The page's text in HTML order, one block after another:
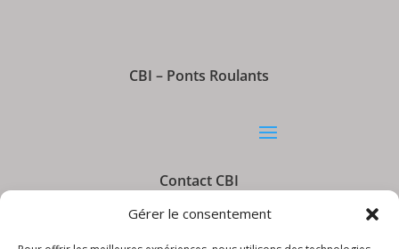
Gérer le consentement
CBI – Ponts Roulants
Contact CBI